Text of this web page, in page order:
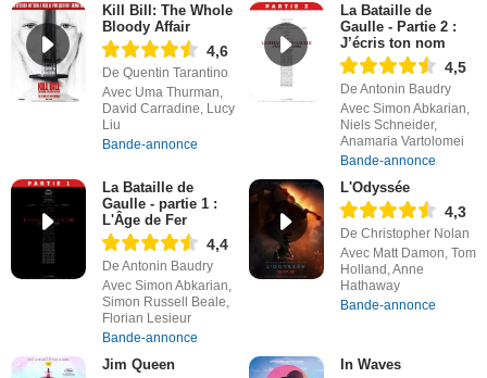
Kill Bill: The Whole
Bloody Affair
4,6
De Quentin Tarantino
Avec Uma Thurman,
David Carradine, Lucy
Liu
Bande-annonce
La Bataille de
Gaulle - Partie 2 :
J’écris ton nom
4,5
De Antonin Baudry
Avec Simon Abkarian,
Niels Schneider,
Anamaria Vartolomei
Bande-annonce
La Bataille de
Gaulle - partie 1 :
L'Âge de Fer
4,4
De Antonin Baudry
Avec Simon Abkarian,
Simon Russell Beale,
Florian Lesieur
Bande-annonce
L'Odyssée
4,3
De Christopher Nolan
Avec Matt Damon, Tom
Holland, Anne
Hathaway
Bande-annonce
Jim Queen In Waves